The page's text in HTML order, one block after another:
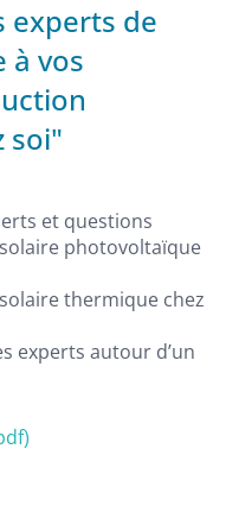
experts de
à vos
soi"
et questions
photovoltaïque
thermique chez
experts autour d’un